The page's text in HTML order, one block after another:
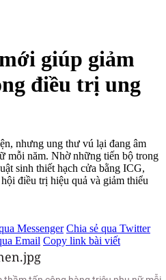
giúp giảm
điều trị ung
nhưng ung thư vú lại đang âm
mỗi năm. Nhờ những tiến bộ trong
sinh thiết hạch cửa bằng ICG,
điều trị hiệu quả và giảm thiểu
Messenger Chia sẻ qua Twitter
Email Copy link bài viết